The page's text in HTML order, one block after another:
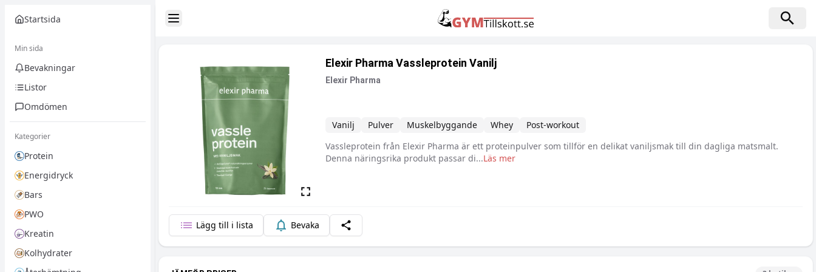
Startsida
Min sida
Bevakningar
Listor
Omdömen
Kategorier
Protein
Energidryck
Bars
PWO
Kreatin
Kolhydrater
Toggle Sidebar
Elexir Pharma Vassleprotein Vanilj
Elexir Pharma
Vanilj Pulver Muskelbyggande Whey
Post-workout
Beskrivning
Vassleprotein från Elexir Pharma är ett proteinpulver som tillför en delikat vaniljsmak till din dagliga matsmalt.
Denna näringsrika produkt passar di...Läs mer
Lägg till i lista Bevaka Dela